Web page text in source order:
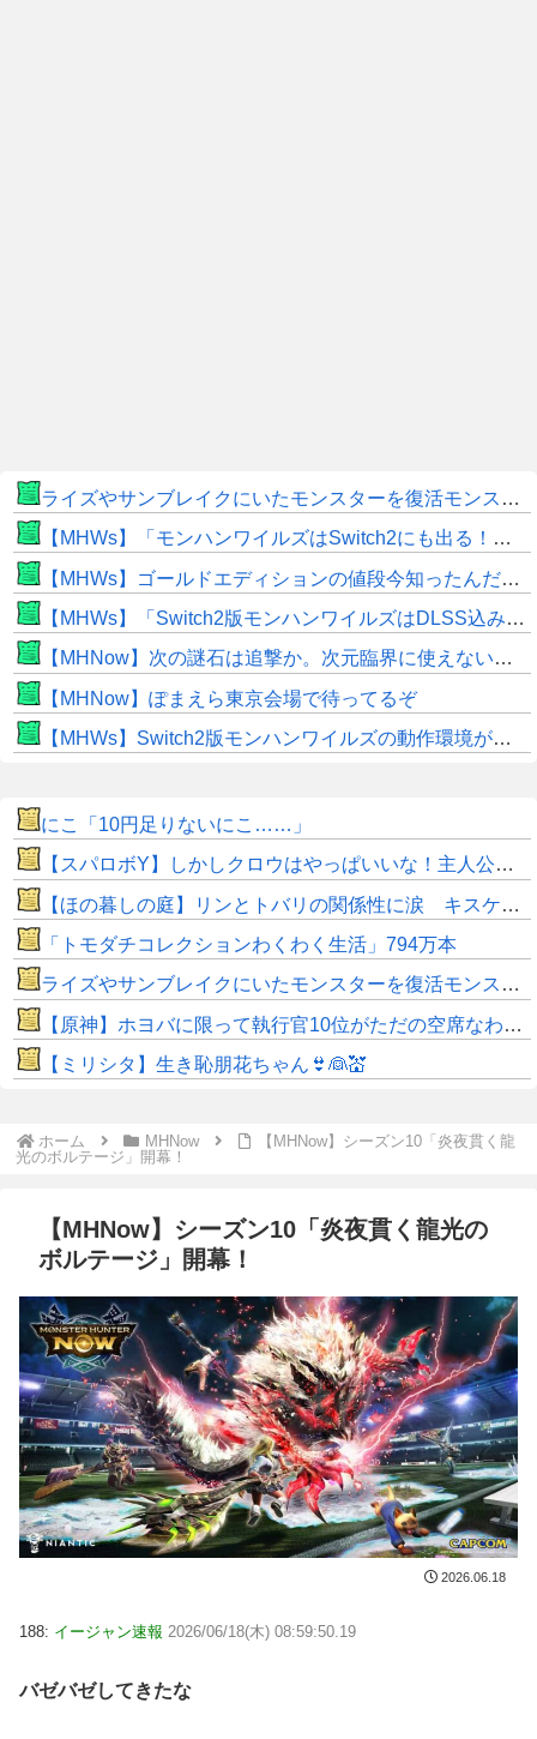
ライズやサンブレイクにいたモンスターを復活モンスターと呼ぶのはやめよう
【MHWs】「モンハンワイルズはSwitch2にも出る！」👈こいつにかけたい言葉ｗｗｗｗｗｗｗｗｗ
【MHWs】ゴールドエディションの値段今知ったんだけどやっっっっっっすwwwww
【MHWs】「Switch2版モンハンワイルズはDLSS込みで最大1440p動作」
【MHNow】次の謎石は追撃か。次元臨界に使えない時点で闘気活性以下のスキルだわ
【MHNow】ぽまえら東京会場で待ってるぞ
【MHWs】Switch2版モンハンワイルズの動作環境が判明！
にこ「10円足りないにこ……」
【スパロボY】しかしクロウはやっぱいいな！主人公として魅力的すぎる…！
【ほの暮しの庭】リンとトバリの関係性に涙 キスケの株も急上昇
「トモダチコレクションわくわく生活」794万本
ライズやサンブレイクにいたモンスターを復活モンスターと呼ぶのはやめよう
【原神】ホヨバに限って執行官10位がただの空席なわけない！
【ミリシタ】生き恥朋花ちゃん👙👰💒
ホーム MHNow
【MHNow】シーズン10「炎夜貫く龍
光のボルテージ」開幕！
【MHNow】シーズン10「炎夜貫く龍光の
ボルテージ」開幕！
2026.06.18
188: イージャン速報 2026/06/18(木) 08:59:50.19
バゼバゼしてきたな